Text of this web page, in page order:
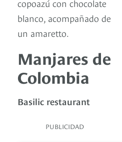
copoazú con chocolate
blanco, acompañado de
un amaretto.
Manjares de
Colombia
Basilic restaurant
PUBLICIDAD